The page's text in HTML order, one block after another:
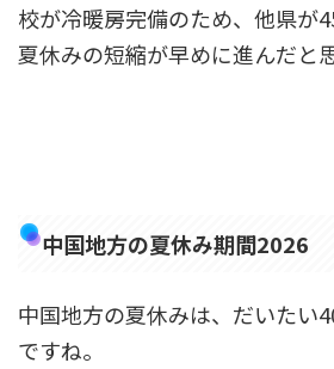
校が冷暖房完備のため、他県が
夏休みの短縮が早めに進んだと
中国地方の夏休み期間2026
中国地方の夏休みは、だいたい
ですね。